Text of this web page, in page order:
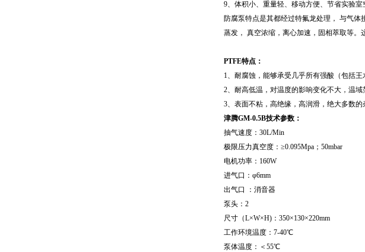
9、体积小、重量轻、移动方便、节省实验室
防腐泵特点是其都经过特氟龙处理， 与气
蒸发， 真空浓缩，离心加速，固相萃取等。
PTFE特点：
1、耐腐蚀，能够承受几乎所有强酸（包括
2、耐高低温，对温度的影响变化不大，温域
3、表面不粘，高绝缘，高润滑，绝大多数的
津腾GM-0.5B技术参数：
抽气速度：30L/Min
极限压力真空度：≥0.095Mpa；50mbar
电机功率：160W
进气口：φ6mm
出气口 ：消音器
泵头：2
尺寸（L×W×H)：350×130×220mm
工作环境温度：7-40℃
泵体温度：＜55℃